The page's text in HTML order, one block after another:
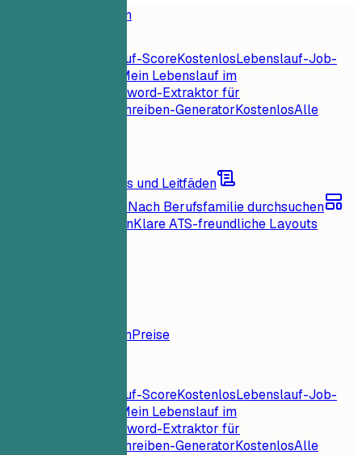
Funktionen
Sofortiger Lebenslauf-ScoreKostenlosLebenslauf-Job-
Mein Lebenslauf im
Keyword-Extraktor für
Anschreiben-GeneratorKostenlosAlle
Karrieretipps und Leitfäden
LebenslaufbeispieleNach Berufsfamilie durchsuchen
Lebenslauf-VorlagenKlare ATS-freundliche Layouts
FunktionenPreise
Sofortiger Lebenslauf-ScoreKostenlosLebenslauf-Job-
Mein Lebenslauf im
Keyword-Extraktor für
Anschreiben-GeneratorKostenlosAlle